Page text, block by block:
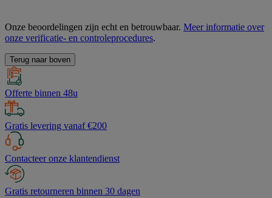
Onze beoordelingen zijn echt en betrouwbaar. Meer informatie over
onze verificatie- en controleprocedures.
Terug naar boven
Offerte binnen 48u
Gratis levering vanaf €200
Contacteer onze klantendienst
Gratis retourneren binnen 30 dagen